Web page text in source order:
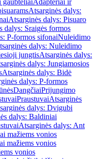
gaubteliaiAdapteriai ir
Atsarginės dalys:
Atsarginės dalys: Pisuaro
dalys: Sraigės formos
P-formos sifonaiNuleidimo
dalys: Nuleidimo
jungtisAtsarginės dalys:
dalys: Jungiamosios
Atsarginės dalys: Bidė
dalys: P-formos
DangčiaiPrijungimo
PraustuvaiAtsarginės
dalys: Dvigubi
dalys: Baldiniai
Atsarginės dalys: Ant
mažiems vonios
mažiems vonios
vonios